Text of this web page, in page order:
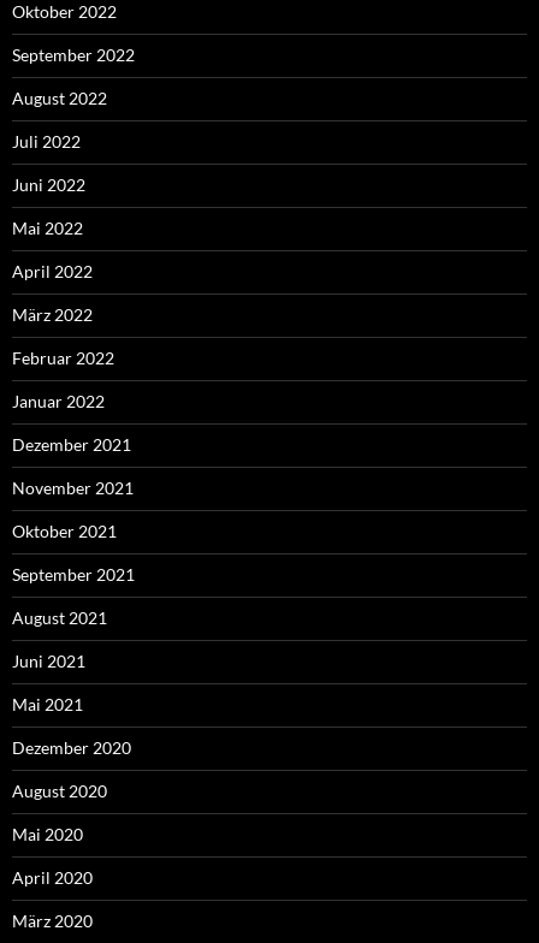
Oktober 2022
September 2022
August 2022
Juli 2022
Juni 2022
Mai 2022
April 2022
März 2022
Februar 2022
Januar 2022
Dezember 2021
November 2021
Oktober 2021
September 2021
August 2021
Juni 2021
Mai 2021
Dezember 2020
August 2020
Mai 2020
April 2020
März 2020